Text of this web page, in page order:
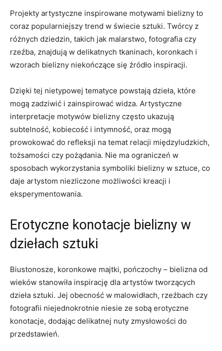
Projekty artystyczne inspirowane motywami bielizny to
coraz‌ popularniejszy trend w świecie​ sztuki. Twórcy z
różnych‌ dziedzin, takich jak⁤ malarstwo, fotografia ⁤czy
rzeźba,‌ znajdują w‌ delikatnych tkaninach, koronkach ⁤i
⁣wzorach ⁣bielizny niekończące⁢ się⁤ źródło inspiracji.
Dzięki tej nietypowej tematyce powstają ⁢dzieła, które
mogą zadziwić i zainspirować widza. Artystyczne
interpretacje motywów bielizny ⁤często ukazują
subtelność,‍ kobiecość ⁢i intymność, oraz mogą
prowokować do refleksji ⁣na⁢ temat relacji międzyludzkich, ​
tożsamości czy pożądania. Nie ma ograniczeń w‌
sposobach ⁢wykorzystania symboliki bielizny w ⁣sztuce, co
daje artystom niezliczone⁣ możliwości​ kreacji i
eksperymentowania.
Erotyczne konotacje bielizny w
dziełach sztuki
Biustonosze, koronkowe majtki, ‌pończochy‍ – bielizna od
wieków​ stanowiła ‌inspirację dla artystów​ tworzących
dzieła⁢ sztuki. ‌Jej obecność ⁢w‌ malowidłach,‌ rzeźbach​ czy
fotografii niejednokrotnie niesie ‍ze sobą erotyczne
konotacje, dodając delikatnej nuty zmysłowości do
przedstawień.